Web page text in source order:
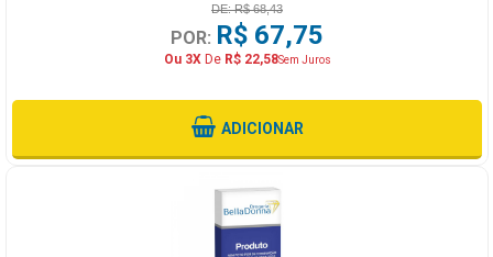
DE: R$ 68,43
POR: R$ 67,75
Ou 3XDe R$ 22,58Sem Juros
ADICIONAR